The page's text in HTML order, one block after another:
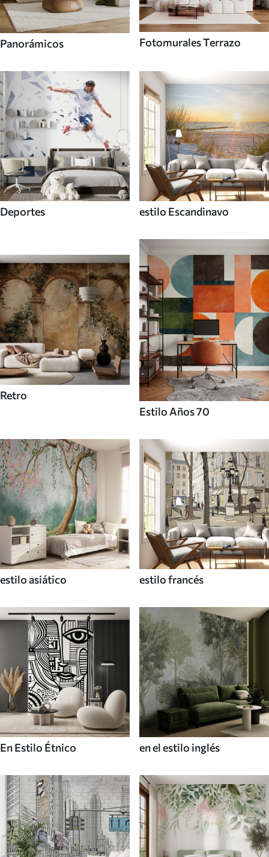
Panorámicos Fotomurales Terrazo
Deportes estilo Escandinavo
Retro
Estilo Años 70
estilo asiático estilo francés
En Estilo Étnico en el estilo inglés